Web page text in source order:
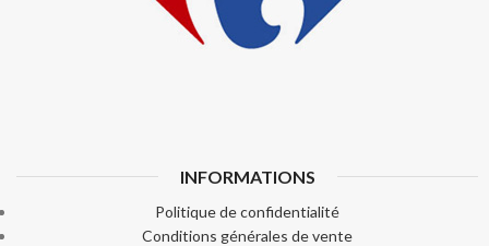
INFORMATIONS
Politique de confidentialité
Conditions générales de vente